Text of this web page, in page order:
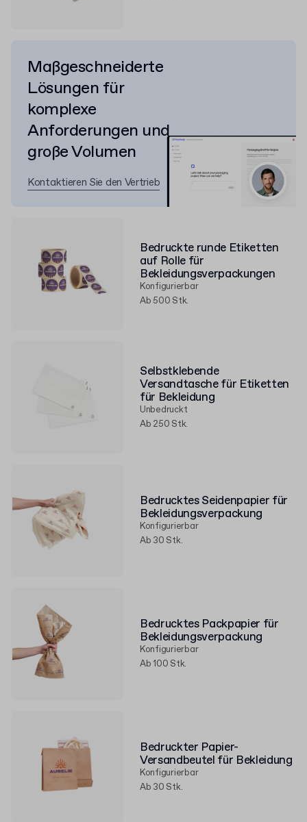
Bedruckte runde Etiketten
auf Rolle für
Bekleidungsverpackungen
Konfigurierbar
Ab 500 Stk.
Selbstklebende
Versandtasche für Etiketten
für Bekleidung
Unbedruckt
Ab 250 Stk.
Bedrucktes Seidenpapier für
Bekleidungsverpackung
Konfigurierbar
Ab 30 Stk.
Bedrucktes Packpapier für
Bekleidungsverpackung
Konfigurierbar
Ab 100 Stk.
Bedruckter Papier-
Versandbeutel für Bekleidung
Konfigurierbar
Ab 30 Stk.
Maßgeschneiderte
Lösungen für
komplexe
Anforderungen und
große Volumen
Kontaktieren Sie den Vertrieb